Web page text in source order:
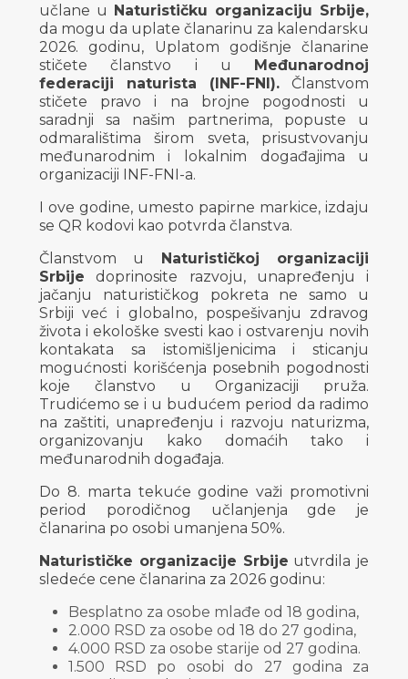
učlane u
Naturističku organizaciju Srbije,
da mogu da uplate članarinu za kalendarsku
2026. godinu, Uplatom godišnje članarine
stičete članstvo i u
Međunarodnoj
federaciji naturista (INF-FNI). Članstvom
stičete pravo i na brojne pogodnosti u
saradnji sa našim partnerima, popuste u
odmaralištima širom sveta, prisustvovanju
međunarodnim i lokalnim događajima u
organizaciji INF-FNI-a.
I ove godine, umesto papirne markice, izdaju
se QR kodovi kao potvrda članstva.
Članstvom u
Naturističkoj organizaciji
Srbije doprinosite razvoju, unapređenju i
jačanju naturističkog pokreta ne samo u
Srbiji već i globalno, pospešivanju zdravog
života i ekološke svesti kao i ostvarenju novih
kontakata sa istomišljenicima i sticanju
mogućnosti korišćenja posebnih pogodnosti
koje članstvo u Organizaciji pruža.
Trudićemo se i u budućem period da radimo
na zaštiti, unapređenju i razvoju naturizma,
organizovanju kako domaćih tako i
međunarodnih događaja.
Do 8. marta tekuće godine važi promotivni
period porodičnog učlanjenja gde je
članarina po osobi umanjena 50%.
Naturističke organizacije Srbije utvrdila je
sledeće cene članarina za 2026 godinu:
Besplatno za osobe mlađe od 18 godina,
2.000 RSD za osobe od 18 do 27 godina,
4.000 RSD za osobe starije od 27 godina.
1.500 RSD po osobi do 27 godina za